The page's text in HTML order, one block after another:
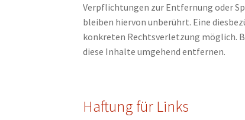
Verpflichtungen zur Entfernung oder
bleiben hiervon unberührt. Eine
konkreten Rechtsverletzung möglich.
diese Inhalte umgehend entfernen.
Haftung für Links